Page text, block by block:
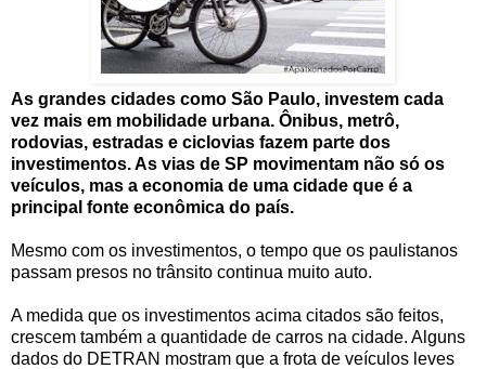
As grandes cidades como São Paulo, investem cada
vez mais em mobilidade urbana. Ônibus, metrô,
rodovias, estradas e ciclovias fazem parte dos
investimentos. As vias de SP movimentam não só os
veículos, mas a economia de uma cidade que é a
principal fonte econômica do país.
Mesmo com os investimentos, o tempo que os paulistanos
passam presos no trânsito continua muito auto.
A medida que os investimentos acima citados são feitos,
crescem também a quantidade de carros na cidade. Alguns
dados do DETRAN mostram que a frota de veículos leves